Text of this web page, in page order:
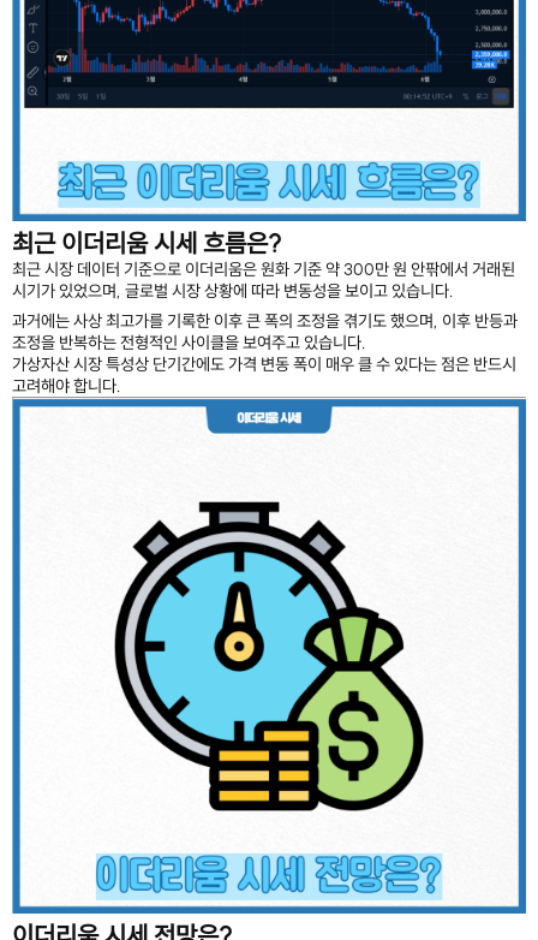
최근 이더리움 시세 흐름은?
최근 시장 데이터 기준으로 이더리움은 원화 기준 약 300만 원 안팎에서 거래된
시기가 있었으며, 글로벌 시장 상황에 따라 변동성을 보이고 있습니다.
과거에는 사상 최고가를 기록한 이후 큰 폭의 조정을 겪기도 했으며, 이후 반등과
조정을 반복하는 전형적인 사이클을 보여주고 있습니다.
가상자산 시장 특성상 단기간에도 가격 변동 폭이 매우 클 수 있다는 점은 반드시
고려해야 합니다.